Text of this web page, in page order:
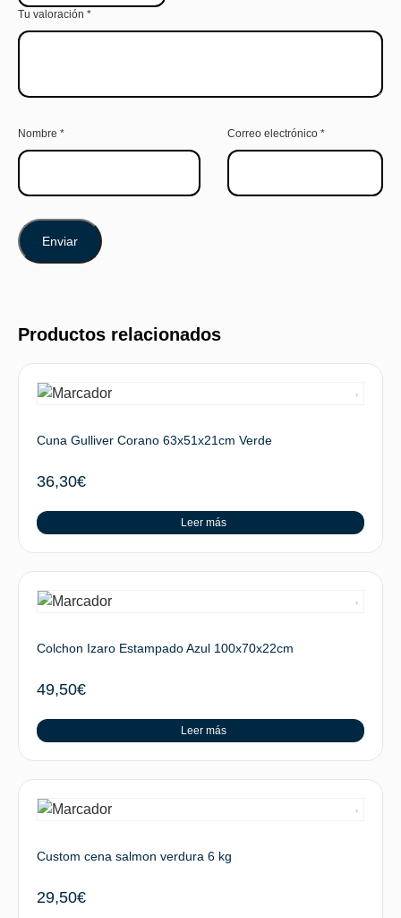
Tu valoración *
Nombre * Correo electrónico *
Productos relacionados
Cuna Gulliver Corano 63x51x21cm Verde
36,30€
Leer más
Colchon Izaro Estampado Azul 100x70x22cm
49,50€
Leer más
Custom cena salmon verdura 6 kg
29,50€